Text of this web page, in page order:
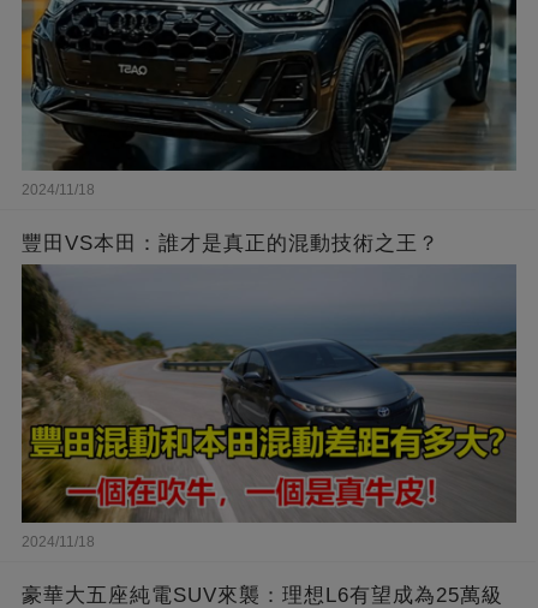
2024/11/18
豐田VS本田：誰才是真正的混動技術之王？
2024/11/18
豪華大五座純電SUV來襲：理想L6有望成為25萬級